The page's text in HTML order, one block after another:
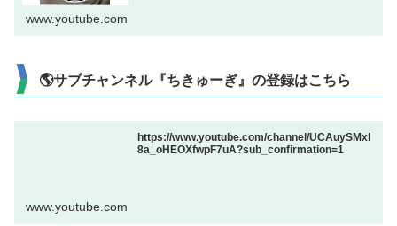
www.youtube.com
🌎サブチャンネル『ちきゅーぎ』の登録はこちら
https://www.youtube.com/channel/UCAuySMxl
8a_oHEOXfwpF7uA?sub_confirmation=1
www.youtube.com